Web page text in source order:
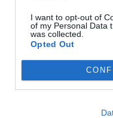
I want to opt-out of
of my Personal Data
was collected.
Opted Out